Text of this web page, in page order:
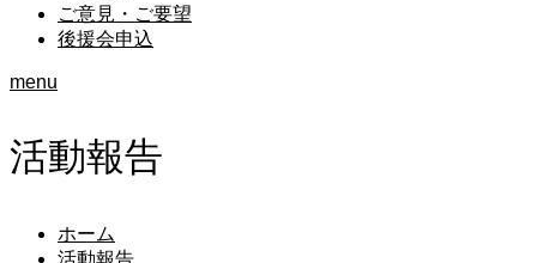
ご意見・ご要望
後援会申込
menu
活動報告
ホーム
活動報告